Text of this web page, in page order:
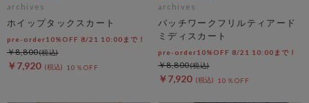
archives
ホイップタックスカート
pre-order10%OFF 8/21 10:00まで！
￥7,920 10％OFF
￥8,800
archives
パッチワークフリルティアード
ミディスカート
pre-order10%OFF 8/21 10:00まで！
￥7,920 10％OFF
￥8,800